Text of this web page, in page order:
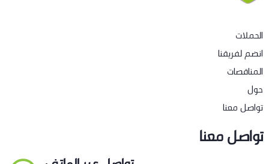
الحملات
انضم لفريقنا
المناقصات
حول
تواصل معنا
تواصل معنا